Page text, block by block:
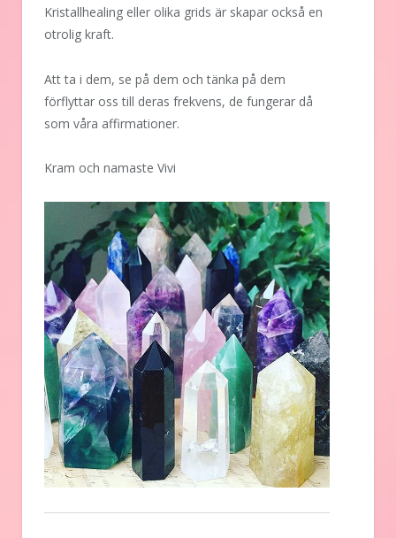
Kristallhealing eller olika grids är skapar också en
otrolig kraft.
Att ta i dem, se på dem och tänka på dem
förflyttar oss till deras frekvens, de fungerar då
som våra affirmationer.
Kram och namaste Vivi